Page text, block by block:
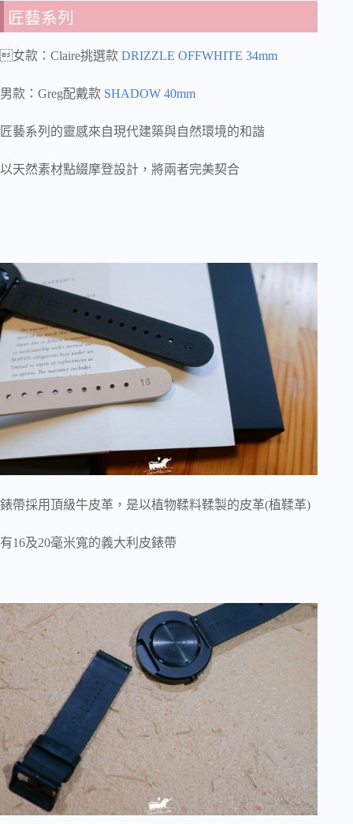
匠藝系列
女款：Claire挑選款 DRIZZLE OFFWHITE 34mm
男款：Greg配戴款 SHADOW 40mm
匠藝系列的靈感來自現代建築與自然環境的和諧
以天然素材點綴摩登設計，將兩者完美契合
錶帶採用頂級牛皮革，是以植物鞣料鞣製的皮革(植鞣革)
有16及20毫米寬的義大利皮錶帶